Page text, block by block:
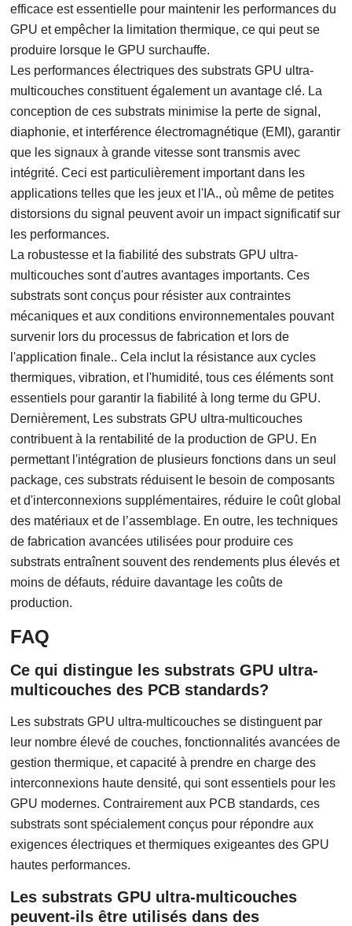
efficace est essentielle pour maintenir les performances du
GPU et empêcher la limitation thermique, ce qui peut se
produire lorsque le GPU surchauffe.
Les performances électriques des substrats GPU ultra-
multicouches constituent également un avantage clé. La
conception de ces substrats minimise la perte de signal,
diaphonie, et interférence électromagnétique (EMI), garantir
que les signaux à grande vitesse sont transmis avec
intégrité. Ceci est particulièrement important dans les
applications telles que les jeux et l'IA., où même de petites
distorsions du signal peuvent avoir un impact significatif sur
les performances.
La robustesse et la fiabilité des substrats GPU ultra-
multicouches sont d'autres avantages importants. Ces
substrats sont conçus pour résister aux contraintes
mécaniques et aux conditions environnementales pouvant
survenir lors du processus de fabrication et lors de
l'application finale.. Cela inclut la résistance aux cycles
thermiques, vibration, et l'humidité, tous ces éléments sont
essentiels pour garantir la fiabilité à long terme du GPU.
Dernièrement, Les substrats GPU ultra-multicouches
contribuent à la rentabilité de la production de GPU. En
permettant l'intégration de plusieurs fonctions dans un seul
package, ces substrats réduisent le besoin de composants
et d'interconnexions supplémentaires, réduire le coût global
des matériaux et de l’assemblage. En outre, les techniques
de fabrication avancées utilisées pour produire ces
substrats entraînent souvent des rendements plus élevés et
moins de défauts, réduire davantage les coûts de
production.
FAQ
Ce qui distingue les substrats GPU ultra-
multicouches des PCB standards?
Les substrats GPU ultra-multicouches se distinguent par
leur nombre élevé de couches, fonctionnalités avancées de
gestion thermique, et capacité à prendre en charge des
interconnexions haute densité, qui sont essentiels pour les
GPU modernes. Contrairement aux PCB standards, ces
substrats sont spécialement conçus pour répondre aux
exigences électriques et thermiques exigeantes des GPU
hautes performances.
Les substrats GPU ultra-multicouches
peuvent-ils être utilisés dans des